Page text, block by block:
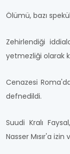
Ölümü, bazı
Zehirlendiği
yetmezliği olarak
Cenazesi
defnedildi.
Suudi Kralı
Nasser Mısır'a izin